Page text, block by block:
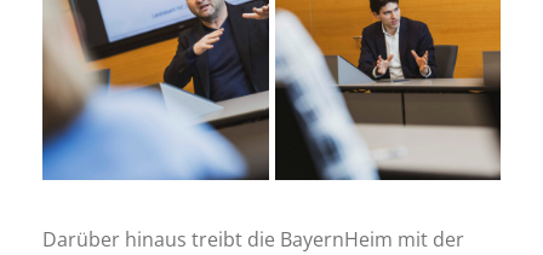
Darüber hinaus treibt die BayernHeim mit der